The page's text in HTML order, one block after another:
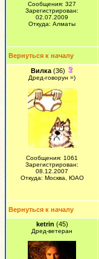
Сообщения: 327
Зарегистрирован:
02.07.2009
Откуда: Алматы
Вернуться к началу
Вилка(36)
Дред-говорун =)
Сообщения: 1061
Зарегистрирован:
08.12.2007
Откуда: Москва, ЮАО
Вернуться к началу
ketrin (45)
Дред-ветеран